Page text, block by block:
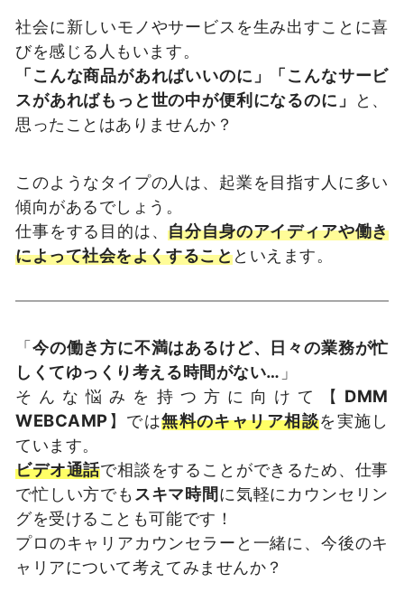
社会に新しいモノやサービスを生み出すことに喜
びを感じる人もいます。
「こんな商品があればいいのに」「こんなサービ
スがあればもっと世の中が便利になるのに」
と、
思ったことはありませんか？
このようなタイプの人は、起業を目指す人に多い
傾向があるでしょう。
仕事をする目的は、自分自身のアイディアや働き
によって社会をよくすることといえます。
「今の働き方に不満はあるけど、日々の業務が忙
しくてゆっくり考える時間がない… 」
そんな悩みを持つ方に向けて【 DMM
WEBCAMP】では無料のキャリア相談を実施し
ています。
ビデオ通話で相談をすることができるため、仕事
で忙しい方でも スキマ時間に気軽にカウンセリン
グを受けることも可能です！
プロのキャリアカウンセラーと一緒に、今後のキ
ャリアについて考えてみませんか？